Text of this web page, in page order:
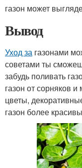
газон может
Вывод
Уход за газонами
советами ты
забудь поливать
газон от сорняков
цветы,
газон более